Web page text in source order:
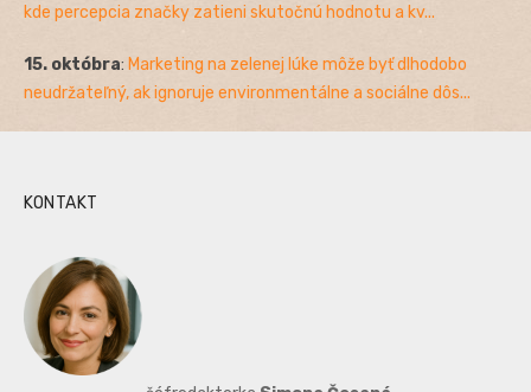
kde percepcia značky zatieni skutočnú hodnotu a kv...
15. októbra: Marketing na zelenej lúke môže byť dlhodobo
neudržateľný, ak ignoruje environmentálne a sociálne dôs...
KONTAKT